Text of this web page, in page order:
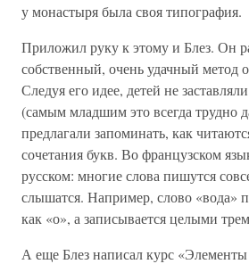
у монастыря была своя типография.
Приложил руку к этому и Блез. Он
собственный, очень удачный метод
Следуя его идее, детей не
(самым младшим это всегда трудно
предлагали запоминать, как
сочетания букв. Во французском
русском: многие слова пишутся
слышатся. Например, слово «вода»
как «о», а записывается целыми
А еще Блез написал курс